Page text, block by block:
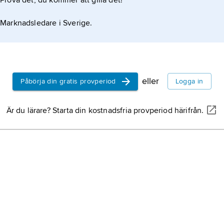
Marknadsledare i Sverige.
Påbörja din gratis provperiod eller Logga in
Är du lärare? Starta din kostnadsfria provperiod härifrån.